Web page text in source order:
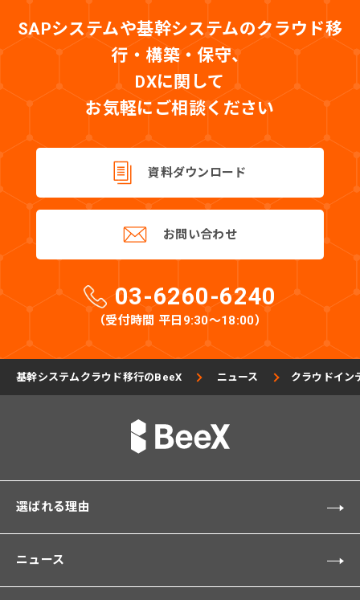
SAPシステムや基幹システムのクラウド移
行・構築・保守、
DXに関して
お気軽にご相談ください
資料ダウンロード
お問い合わせ
03-6260-6240
（受付時間 平日9:30〜18:00）
基幹システムクラウド移行のBeeX ニュース クラウドイン
選ばれる理由
ニュース